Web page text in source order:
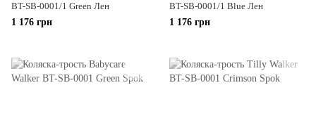
BT-SB-0001/1 Green Лен
1 176 грн
BT-SB-0001/1 Blue Лен
1 176 грн